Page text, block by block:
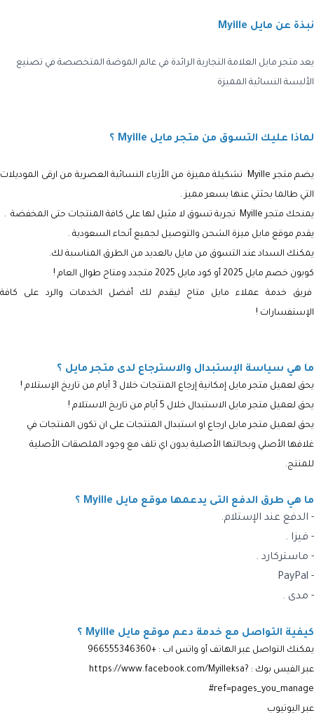
نبذة عن مايل Myille
يعد متجر مايل العلامة التجارية الرائدة في عالم الموضة المتخصصة في تصنيع
الألبسة النسائية المميزة
لماذا عليك التسوق من متجر مايل Myille ؟
يضم متجر Myille تشكيلة مميزة من الأزياء النسائية العصرية من ارقى الموديلات
التي طالما بحثتي عنها بسعر مميز .
يمنحك متجر Myille تجربة تسوق لا مثيل لها على كافة المنتجات حتى المخفضة .
يقدم موقع مايل ميزة الشحن والتوصيل لجميع أنحاء السعودية .
يمكنك السداد عند التسوق من مايل بالعديد من الطرق المناسبة لك.
كوبون خصم مايل 2025 أو كود مايل 2025 متجدد ومتاح طوال العام !
فريق خدمة عملاء مايل متاح ليقدم لك أفضل الخدمات والرد على كافة
الإستفسارات !
ما هي سياسة الإستبدال والاسترجاع لدى متجر مايل ؟
يحق لعميل متجر مايل إمكانية إرجاع المنتجات خلال 3 أيام من تاريخ الإستلام !
يحق لعميل متجر مايل الاستبدال خلال 5 أيام من تاريخ الاستلام !
يحق لعميل متجر مايل ارجاع او استبدال المنتجات على ان تكون المنتجات في
غلافها الأصلي وبحالتها الأصلية بدون اي تلف مع وجود الملصقات الأصلية
للمنتج.
ما هي طرق الدفع التى يدعمها موقع مايل Myille ؟
- الدفع عند الإستلام.
- فيزا .
- ماستركارد .
- PayPal
- مدى .
كيفية التواصل مع خدمة دعم موقع مايل Myille ؟
يمكنك التواصل عبر الهاتف أو واتس اب : +966555346360
عبر الفيس بوك : https://www.facebook.com/Myilleksa?
ref=pages_you_manage#
عبر اليوتيوب